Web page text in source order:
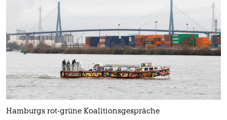
Hamburgs rot-grüne Koalitionsgespräche